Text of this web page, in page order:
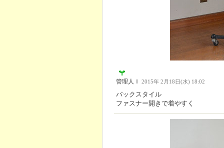
管理人Ｉ 2015年 2月18日(水) 18:02
バックスタイル
ファスナー開きで着やすく